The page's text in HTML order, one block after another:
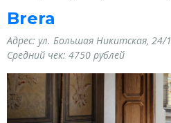
Brera
Адрес: ул. Большая Никитская, 24/1
Средний чек: 4750 рублей